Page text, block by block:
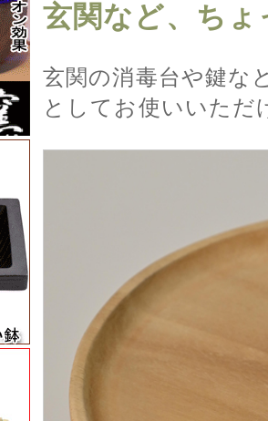
玄関など、ち
玄関の消毒台や鍵な
としてお使いいただ